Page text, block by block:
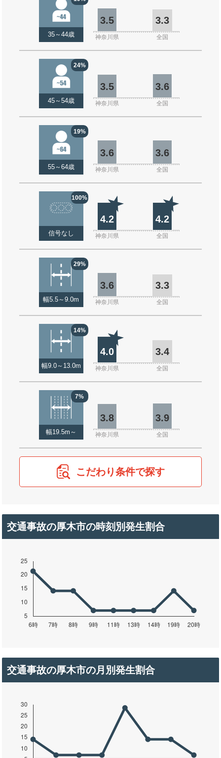
35～44歳
3.5 3.3
神奈川県 全国
24%
45～54歳
3.5 3.6
神奈川県 全国
19%
55～64歳
3.6 3.6
神奈川県 全国
100%
信号なし
4.2 4.2
神奈川県 全国
29%
幅5.5～9.0m
3.6 3.3
神奈川県 全国
14%
幅9.0～13.0m
4.0 3.4
神奈川県 全国
7%
幅19.5m～
3.8 3.9
神奈川県 全国
こだわり条件で探す
交通事故の厚木市の時刻別発生割合
交通事故の厚木市の月別発生割合